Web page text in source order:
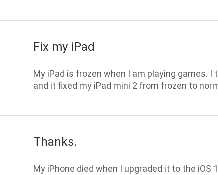
Fix my iPad
My iPad is frozen when I am playing games.
and it fixed my iPad mini 2 from frozen to
Thanks.
My iPhone died when I upgraded it to the